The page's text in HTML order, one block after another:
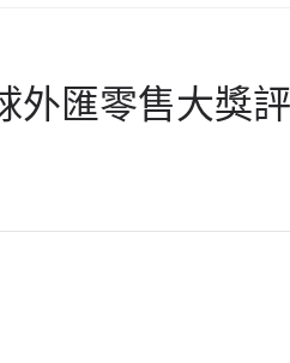
匯零售大獎